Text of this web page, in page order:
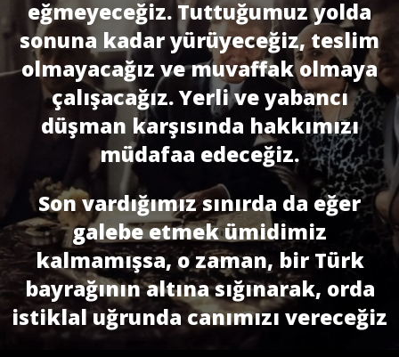
eğmeyeceğiz. Tuttuğumuz yolda
sonuna kadar yürüyeceğiz, teslim
olmayacağız ve muvaffak olmaya
çalışacağız. Yerli ve yabancı
düşman karşısında hakkımızı
müdafaa edeceğiz.
Son vardığımız sınırda da eğer
galebe etmek ümidimiz
kalmamışsa, o zaman, bir Türk
bayrağının altına sı­ğınarak, orda
istiklal uğrunda canımızı vereceğiz